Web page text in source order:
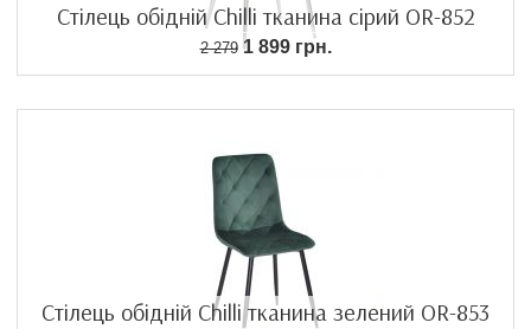
Стілець обідній Chilli тканина сірий OR-852
2 2791 899 грн.
Стілець обідній Chilli тканина зелений OR-853